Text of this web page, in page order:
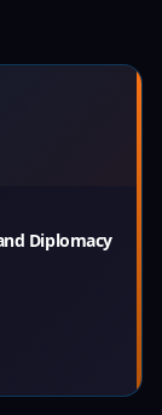
Diplomacy